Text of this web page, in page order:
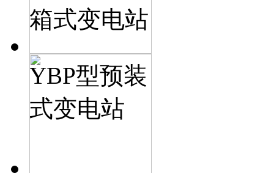
箱式变电站
YBP型预装
式变电站